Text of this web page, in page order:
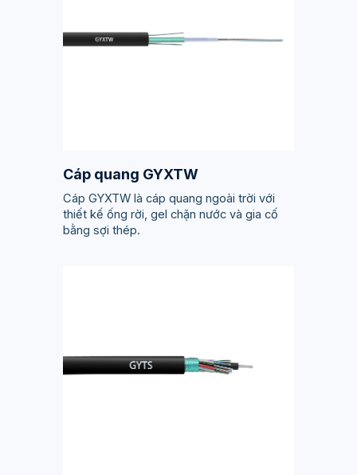
Cáp quang GYXTW
Cáp GYXTW là cáp quang ngoài trời với
thiết kế ống rời, gel chặn nước và gia cố
bằng sợi thép.